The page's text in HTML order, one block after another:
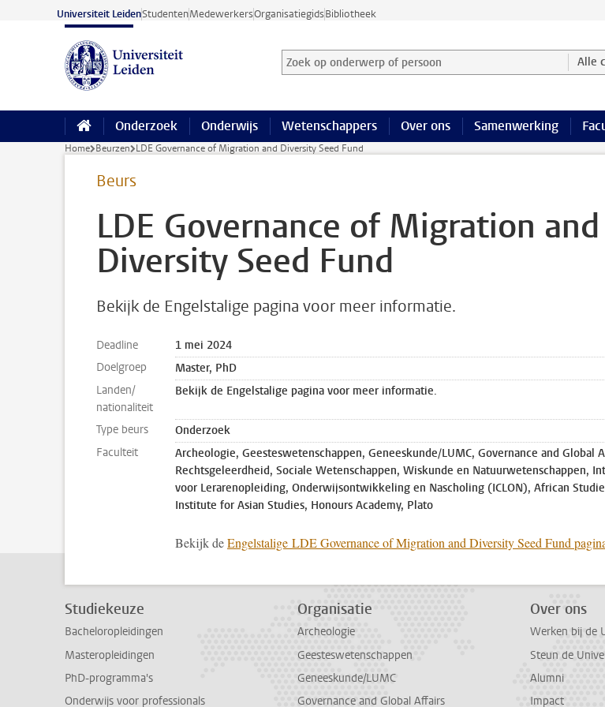
Ga naar hoofdinhoud
Universiteit LeidenStudentenMedewerkersOrganisatiegidsBibliotheek
Zoek op onderwerp of persoon en selecteer categorie
Zoekterm Alle
Onderzoek Onderwijs Wetenschappers Over ons Samenwerking
Home Beurzen LDE Governance of Migration and Diversity Seed Fund
Beurs
LDE Governance of Migration and
Diversity Seed Fund
Bekijk de Engelstalige pagina voor meer informatie.
Deadline
1 mei 2024
Doelgroep
Master, PhD
Landen/
nationaliteit
Bekijk de Engelstalige pagina voor meer informatie.
Type beurs
Onderzoek
Faculteit
Archeologie, Geesteswetenschappen, Geneeskunde/LUMC, Governance and Global
Rechtsgeleerdheid, Sociale Wetenschappen, Wiskunde en Natuurwetenschappen,
voor Lerarenopleiding, Onderwijsontwikkeling en Nascholing (ICLON), African
Institute for Asian Studies, Honours Academy, Plato
Bekijk deEngelstalige LDE Governance of Migration and Diversity Seed Fund
Studiekeuze
Bacheloropleidingen
Masteropleidingen
PhD-programma's
Onderwijs voor professionals
Organisatie
Archeologie
Geesteswetenschappen
Geneeskunde/LUMC
Governance and Global Affairs
Over ons
Werken bij de
Steun de
Alumni
Impact